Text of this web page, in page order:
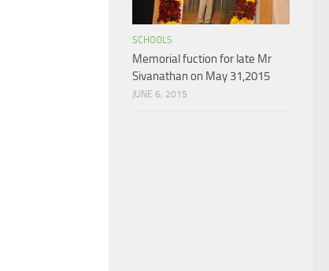
SCHOOLS
Memorial fuction for late Mr
Sivanathan on May 31,2015
JUNE 6, 2015